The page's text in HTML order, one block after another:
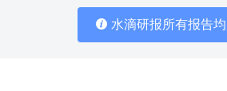
水滴研报所有报告